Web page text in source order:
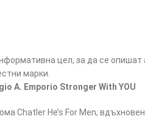
цел, за да се
марки.
A. Emporio Stronger With YOU
He’s For Men, вдъхновен